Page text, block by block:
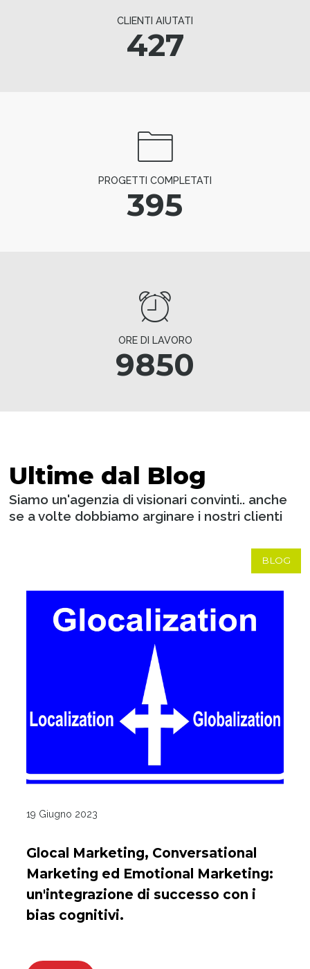
CLIENTI AIUTATI
427
PROGETTI COMPLETATI
395
ORE DI LAVORO
9850
Ultime dal Blog
Siamo un'agenzia di visionari convinti.. anche
se a volte dobbiamo arginare i nostri clienti
BLOG
19 Giugno 2023
Glocal Marketing, Conversational
Marketing ed Emotional Marketing:
un'integrazione di successo con i
bias cognitivi.